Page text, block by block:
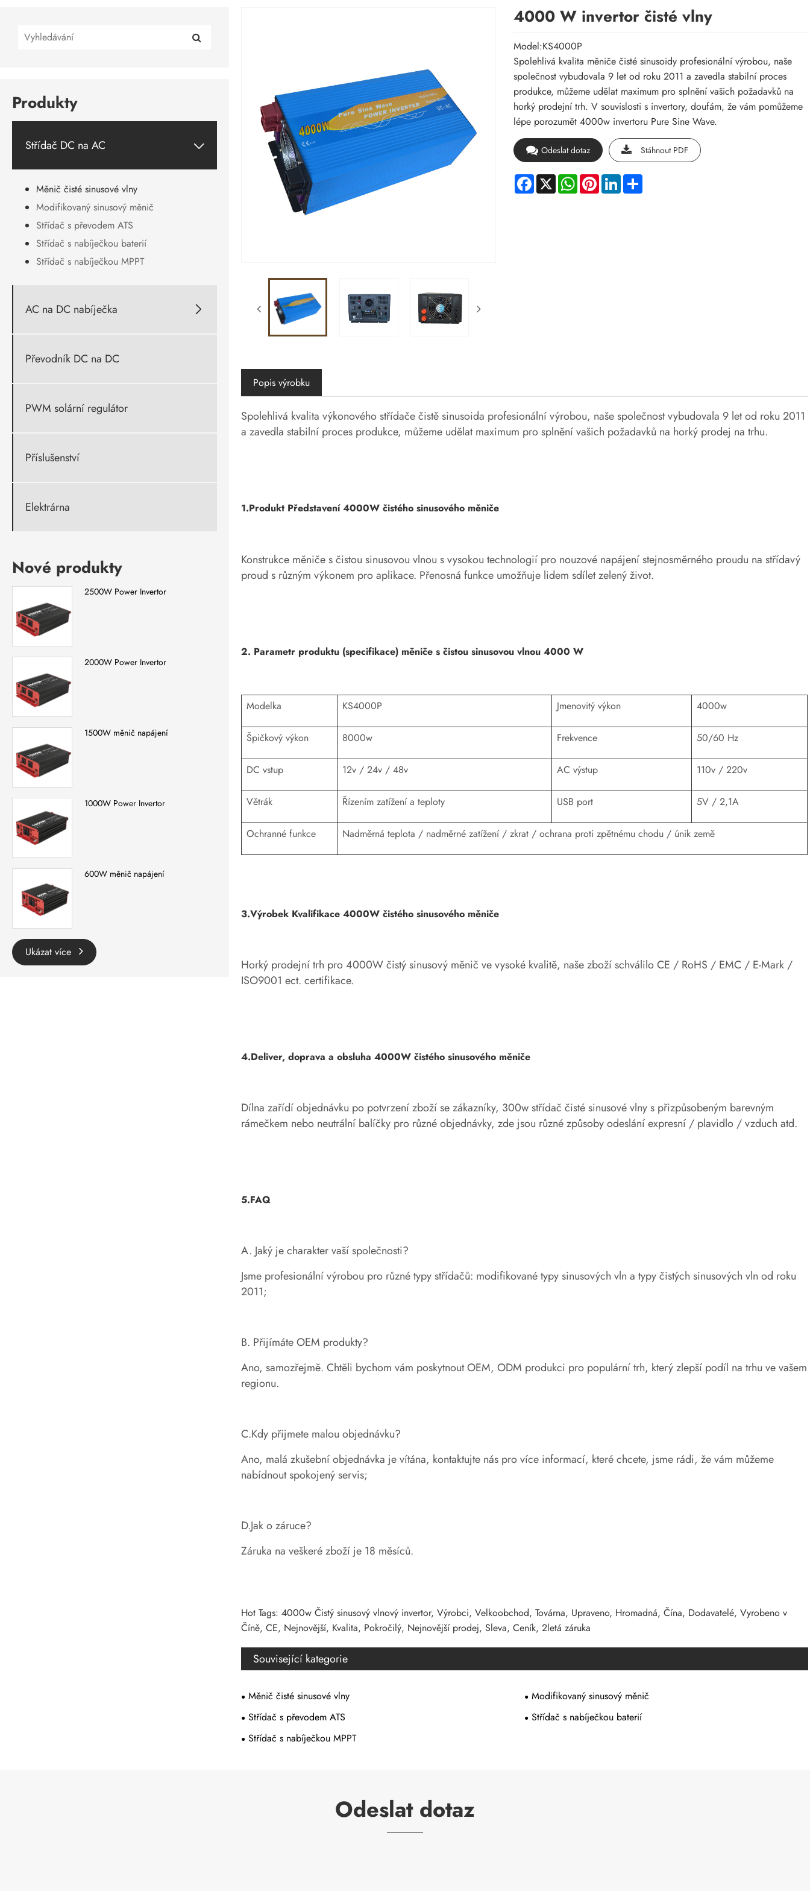
Produkty
Střídač DC na AC 
Měnič čisté sinusové vlny
Modifikovaný sinusový měnič
Střídač s převodem ATS
Střídač s nabíječkou baterií
Střídač s nabíječkou MPPT
AC na DC nabíječka 
Převodník DC na DC
PWM solární regulátor
Příslušenství
Elektrárna
Nové produkty
2500W Power Invertor
2000W Power Invertor
1500W měnič napájení
1000W Power Invertor
600W měnič napájení
Ukázat více
4000 W invertor čisté vlny
Model:KS4000P
Spolehlivá kvalita měniče čisté sinusoidy profesionální výrobou, naše
společnost vybudovala 9 let od roku 2011 a zavedla stabilní proces
produkce, můžeme udělat maximum pro splnění vašich požadavků na
horký prodejní trh. V souvislosti s invertory, doufám, že vám pomůžeme
lépe porozumět 4000w invertoru Pure Sine Wave.
Odeslat dotaz Stáhnout PDF
Facebook
X WhatsApp
PinterestLinkedInShare
Popis výrobku
Spolehlivá kvalita výkonového střídače čistě sinusoida profesionální výrobou, naše společnost vybudovala 9 let od roku 2011
a zavedla stabilní proces produkce, můžeme udělat maximum pro splnění vašich požadavků na horký prodej na trhu.
1.Produkt Představení 4000W čistého sinusového měniče
Konstrukce měniče s čistou sinusovou vlnou s vysokou technologií pro nouzové napájení stejnosměrného proudu na střídavý
proud s různým výkonem pro aplikace. Přenosná funkce umožňuje lidem sdílet zelený život.
2. Parametr produktu (specifikace) měniče s čistou sinusovou vlnou 4000 W
Modelka KS4000P Jmenovitý výkon 4000w
Špičkový výkon 8000w Frekvence 50/60 Hz
DC vstup 12v / 24v / 48v AC výstup 110v / 220v
Větrák Řízením zatížení a teploty USB port 5V / 2,1A
Ochranné funkce Nadměrná teplota / nadměrné zatížení / zkrat / ochrana proti zpětnému chodu / únik země
3.Výrobek Kvalifikace 4000W čistého sinusového měniče
Horký prodejní trh pro 4000W čistý sinusový měnič ve vysoké kvalitě, naše zboží schválilo CE / RoHS / EMC / E-Mark /
ISO9001 ect. certifikace.
4.Deliver, doprava a obsluha 4000W čistého sinusového měniče
Dílna zařídí objednávku po potvrzení zboží se zákazníky, 300w střídač čisté sinusové vlny s přizpůsobeným barevným
rámečkem nebo neutrální balíčky pro různé objednávky, zde jsou různé způsoby odeslání expresní / plavidlo / vzduch atd.
5.FAQ
A. Jaký je charakter vaší společnosti?
Jsme profesionální výrobou pro různé typy střídačů: modifikované typy sinusových vln a typy čistých sinusových vln od roku
2011;
B. Přijímáte OEM produkty?
Ano, samozřejmě. Chtěli bychom vám poskytnout OEM, ODM produkci pro populární trh, který zlepší podíl na trhu ve vašem
regionu.
C.Kdy přijmete malou objednávku?
Ano, malá zkušební objednávka je vítána, kontaktujte nás pro více informací, které chcete, jsme rádi, že vám můžeme
nabídnout spokojený servis;
D.Jak o záruce?
Záruka na veškeré zboží je 18 měsíců.
Hot Tags: 4000w Čistý sinusový vlnový invertor, Výrobci, Velkoobchod, Továrna, Upraveno, Hromadná, Čína, Dodavatelé, Vyrobeno v
Číně, CE, Nejnovější, Kvalita, Pokročilý, Nejnovější prodej, Sleva, Ceník, 2letá záruka
Související kategorie
Měnič čisté sinusové vlny
Modifikovaný sinusový měnič
Střídač s převodem ATS
Střídač s nabíječkou baterií
Střídač s nabíječkou MPPT
Odeslat dotaz